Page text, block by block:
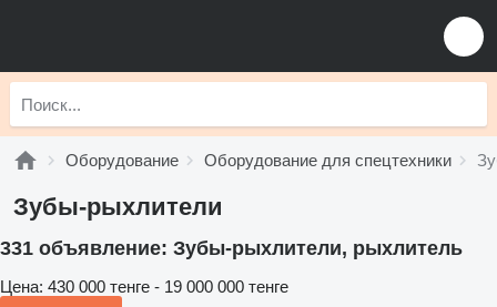
Оборудование Оборудование для спецтехники
Зубы-рыхлители
331 объявление: Зубы-рыхлители, рыхлитель
Цена: 430 000 тенге - 19 000 000 тенге